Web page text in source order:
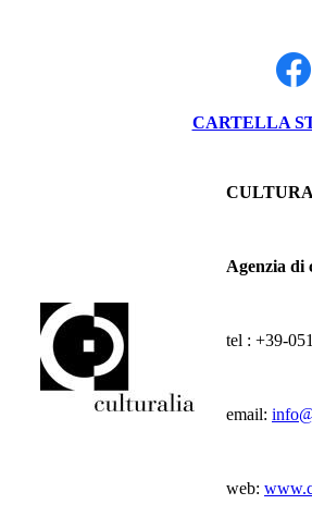
CARTELLA
Agenzia di
tel : +39-
email:
web: